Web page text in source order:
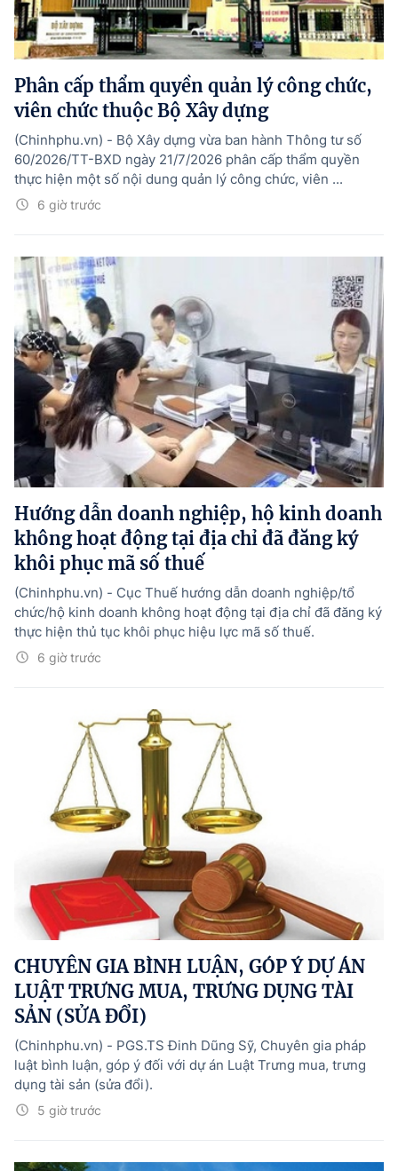
Phân cấp thẩm quyền quản lý công chức,
viên chức thuộc Bộ Xây dựng
6 giờ trước
(Chinhphu.vn) - Bộ Xây dựng vừa ban hành Thông tư số
60/2026/TT-BXD ngày 21/7/2026 phân cấp thẩm quyền
thực hiện một số nội dung quản lý công chức, viên ...
Hướng dẫn doanh nghiệp, hộ kinh doanh
không hoạt động tại địa chỉ đã đăng ký
khôi phục mã số thuế
6 giờ trước
(Chinhphu.vn) - Cục Thuế hướng dẫn doanh nghiệp/tổ
chức/hộ kinh doanh không hoạt động tại địa chỉ đã đăng ký
thực hiện thủ tục khôi phục hiệu lực mã số thuế.
CHUYÊN GIA BÌNH LUẬN, GÓP Ý DỰ ÁN
LUẬT TRƯNG MUA, TRƯNG DỤNG TÀI
SẢN (SỬA ĐỔI)
5 giờ trước
(Chinhphu.vn) - PGS.TS Đinh Dũng Sỹ, Chuyên gia pháp
luật bình luận, góp ý đối với dự án Luật Trưng mua, trưng
dụng tài sản (sửa đổi).